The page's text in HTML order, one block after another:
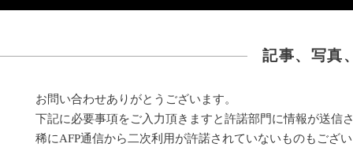
記事、写真
お問い合わせありがとうございます。
下記に必要事項をご入力頂きますと許諾部門に情報が送信
稀にAFP通信から二次利用が許諾されていないものもござ